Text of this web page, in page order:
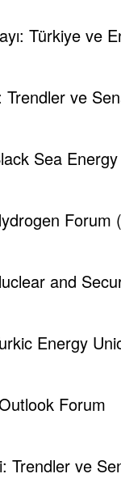
Türkiye ve
ve
Sea
Forum
and
Energy
Forum
Trendler ve